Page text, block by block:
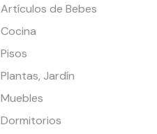
Artículos de Bebes
Cocina
Pisos
Plantas, Jardín
Muebles
Dormitorios